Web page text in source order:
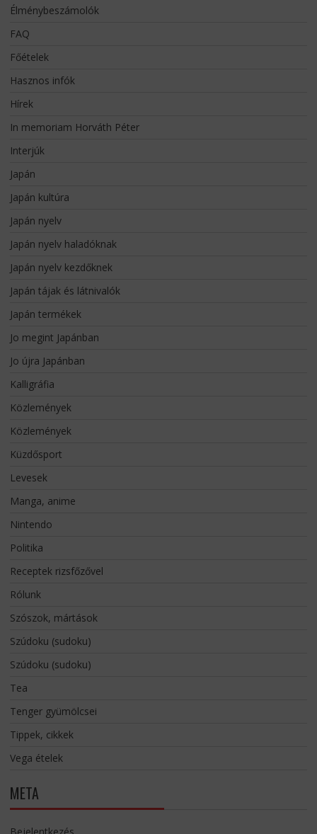
Élménybeszámolók
FAQ
Főételek
Hasznos infók
Hírek
In memoriam Horváth Péter
Interjúk
Japán
Japán kultúra
Japán nyelv
Japán nyelv haladóknak
Japán nyelv kezdőknek
Japán tájak és látnivalók
Japán termékek
Jo megint Japánban
Jo újra Japánban
Kalligráfia
Közlemények
Közlemények
Küzdősport
Levesek
Manga, anime
Nintendo
Politika
Receptek rizsfőzővel
Rólunk
Szószok, mártások
Szúdoku (sudoku)
Szúdoku (sudoku)
Tea
Tenger gyümölcsei
Tippek, cikkek
Vega ételek
META